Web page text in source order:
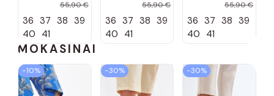
zomšos, rudos
55,90 €
36 37 38 39
40 41
zomšos, molio
55,90 €
36 37 38 39
40 41
zomšos, smėlio
55,90 €
36 37 38 39
40 41
MOKASINAI
−10% −30% −30%